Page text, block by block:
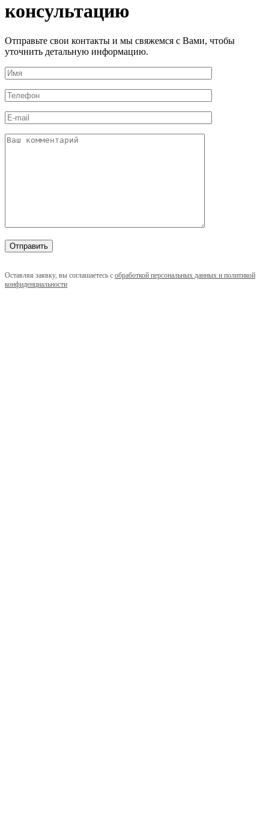
консультацию
Отправьте свои контакты и мы свяжемся с Вами, чтобы
уточнить детальную информацию.
Оставляя заявку, вы соглашаетесь с обработкой персональных данных и политикой
конфиденциальности